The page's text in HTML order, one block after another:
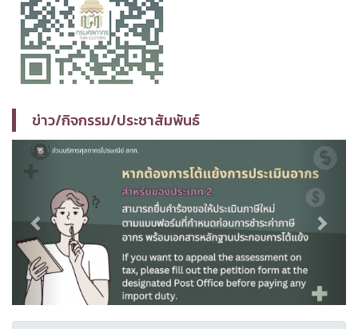
ข่าว/กิจกรรม/ประชาสัมพันธ์
Previous Next